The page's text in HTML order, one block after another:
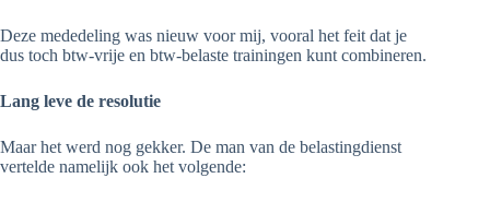
Deze mededeling was nieuw voor mij, vooral het feit dat je
dus toch btw-vrije en btw-belaste trainingen kunt combineren.
Lang leve de resolutie
Maar het werd nog gekker. De man van de belastingdienst
vertelde namelijk ook het volgende: